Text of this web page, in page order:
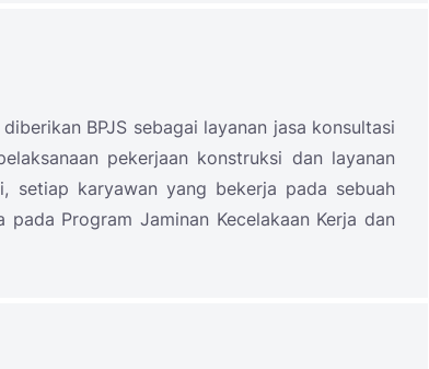
BPJS sebagai layanan jasa konsultasi
pekerjaan konstruksi dan layanan
setiap karyawan yang bekerja pada sebuah
Program Jaminan Kecelakaan Kerja dan